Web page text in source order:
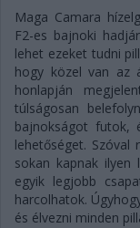
Maga Camara
F2-es bajnoki
lehet ezeket tudni
hogy közel van az
honlapján
túlságosan
bajnokságot futok,
lehetőséget. Szóval
sokan kapnak ilyen
egyik legjobb
harcolhatok.
és élvezni minden